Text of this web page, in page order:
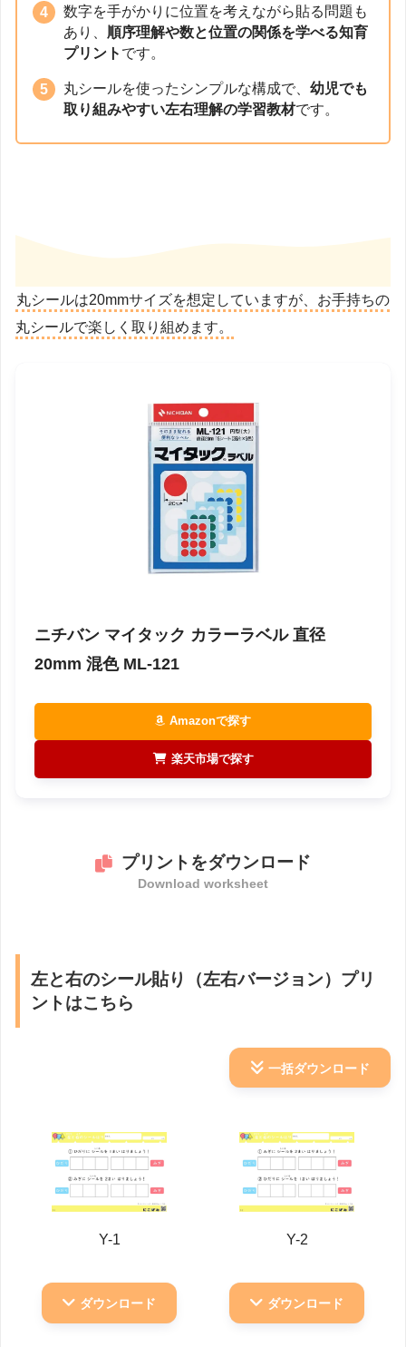
数字を手がかりに位置を考えながら貼る問題も
あり、 順序理解や数と位置の関係を学べる知育
プリント です。
丸シールを使ったシンプルな構成で、幼児でも
取り組みやすい左右理解の学習教材です。
丸シールは20mmサイズを想定していますが、お手持ちの
丸シールで楽しく取り組めます。
ニチバン マイタック カラーラベル 直径
20mm 混色 ML-121
Amazonで探す
楽天市場で探す
プリントをダウンロード
Download worksheet
左と右のシール貼り（左右バージョン）プリ
ントはこちら
一括ダウンロード
Y-1
ダウンロード
Y-2
ダウンロード